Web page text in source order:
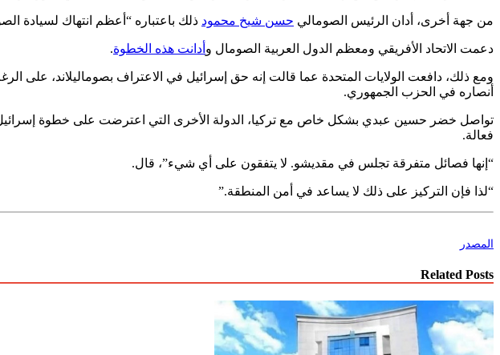
من جهة أخرى، أدان الرئيس الصومالي حسن شيخ محمود ذلك باعتباره “أعظم انتهاك لسيادة
دعمت الاتحاد الأفريقي ومعظم الدول العربية الصومال و أدانت هذه الخطوة.
ومع ذلك، دافعت الولايات المتحدة عما قالت إنه حق إسرائيل في الاعتراف بصوماليلاند،
أنصاره في الحزب الجمهوري.
تواصل خضر حسين عبدي بشكل خاص مع تركيا، الدولة الأخرى التي اعترضت على خطوة إسرائيل،
فعالة.
“إنها فصائل متفرقة تجلس في مقديشو. لا يتفقون على أي شيء”، قال.
“لذا فإن التركيز على ذلك لا يساعد في أمن المنطقة.”
المصدر
Related Posts